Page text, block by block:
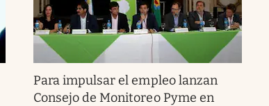
Para impulsar el empleo lanzan
Consejo de Monitoreo Pyme en